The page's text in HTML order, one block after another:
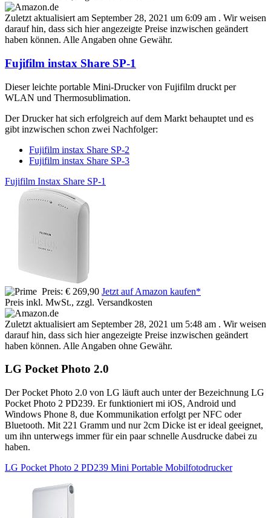
Zuletzt aktualisiert am September 28, 2021 um 6:09 am . Wir weisen
darauf hin, dass sich hier angezeigte Preise inzwischen geändert
haben können. Alle Angaben ohne Gewähr.
Fujifilm instax Share SP-1
Dieser leichte portable Mini-Drucker von Fujifilm druckt per
WLAN und Thermosublimation.
Der Drucker hat sich erfolgreich auf dem Markt behauptet und es
gibt inzwischen schon zwei Nachfolger:
Fujifilm instax Share SP-2
Fujifilm instax Share SP-3
Fujifilm Instax Share SP-1
Preis: € 269,90 Jetzt auf Amazon kaufen*
Preis inkl. MwSt., zzgl. Versandkosten
Zuletzt aktualisiert am September 28, 2021 um 5:48 am . Wir weisen
darauf hin, dass sich hier angezeigte Preise inzwischen geändert
haben können. Alle Angaben ohne Gewähr.
LG Pocket Photo 2.0
Der Pocket Photo 2.0 von LG läuft auch unter der Bezeichnung LG
Pocket Photo 2 PD239. Er funktioniert mi iOS, Android und
Windows Phone 8, due Kommunikation erfolgt per NFC oder
Bluetooth. Mit 221 Gramm und nur 2cm Dicke ist er ideal geeignet,
um ihn unterwegs immer für ein paar schnelle Ausdrucke dabei zu
haben.
LG Pocket Photo 2 PD239 Mini Portable Mobilfotodrucker